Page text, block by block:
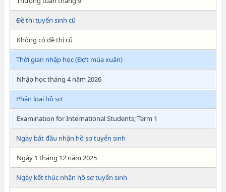
Đề thi tuyển sinh cũ
Không có đề thi cũ
Thời gian nhập học (Đợt mùa xuân)
Nhập học tháng 4 năm 2026
Phân loại hồ sơ
Examination for International Students; Term 1
Ngày bắt đầu nhận hồ sơ tuyển sinh
Ngày 1 tháng 12 năm 2025
Ngày kết thúc nhận hồ sơ tuyển sinh